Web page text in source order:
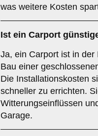
was weitere Kosten
Ist ein Carport
Ja, ein Carport ist in
Bau einer
Die Installationskosten
schneller zu errichten.
Witterungseinflüssen
Garage.